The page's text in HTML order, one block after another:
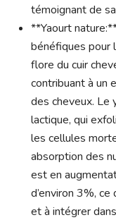
témoignant de
**Yaourt
bénéfiques pour
flore du cuir
contribuant à un
des cheveux. Le
lactique, qui
les cellules
absorption des
est en
d’environ 3%,
et à intégrer